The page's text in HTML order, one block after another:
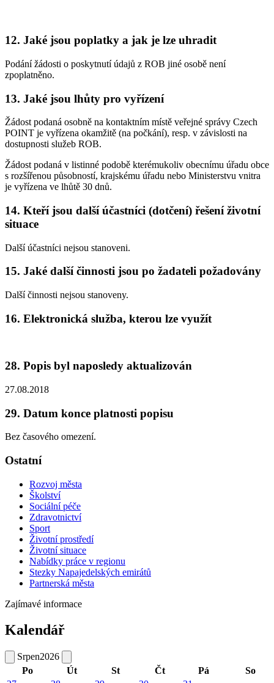
12. Jaké jsou poplatky a jak je lze uhradit
Podání žádosti o poskytnutí údajů z ROB jiné osobě není
zpoplatněno.
13. Jaké jsou lhůty pro vyřízení
Žádost podaná osobně na kontaktním místě veřejné správy Czech
POINT je vyřízena okamžitě (na počkání), resp. v závislosti na
dostupnosti služeb ROB.
Žádost podaná v listinné podobě kterémukoliv obecnímu úřadu obce
s rozšířenou působností, krajskému úřadu nebo Ministerstvu vnitra
je vyřízena ve lhůtě 30 dnů.
14. Kteří jsou další účastníci (dotčení) řešení životní
situace
Další účastníci nejsou stanoveni.
15. Jaké další činnosti jsou po žadateli požadovány
Další činnosti nejsou stanoveny.
16. Elektronická služba, kterou lze využít
28. Popis byl naposledy aktualizován
27.08.2018
29. Datum konce platnosti popisu
Bez časového omezení.
Ostatní
Rozvoj města
Školství
Sociální péče
Zdravotnictví
Sport
Životní prostředí
Životní situace
Nabídky práce v regionu
Stezky Napajedelských emirátů
Partnerská města
Zajímavé informace
Kalendář
Srpen2026
Po
Út St Čt Pá
So